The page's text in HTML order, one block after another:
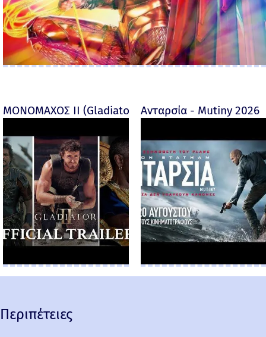
ΜΟΝΟΜΑΧΟΣ ΙΙ (Gladiator II) -Ανταρσία - Mutiny 2026
Περιπέτειες